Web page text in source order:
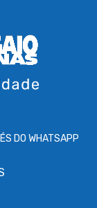
DO WHATSAPP